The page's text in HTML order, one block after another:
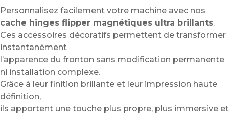
Personnalisez facilement votre machine avec nos
cache hinges flipper magnétiques ultra brillants.
Ces accessoires décoratifs permettent de transformer
instantanément
l’apparence du fronton sans modification permanente
ni installation complexe.
Grâce à leur finition brillante et leur impression haute
définition,
ils apportent une touche plus propre, plus immersive et